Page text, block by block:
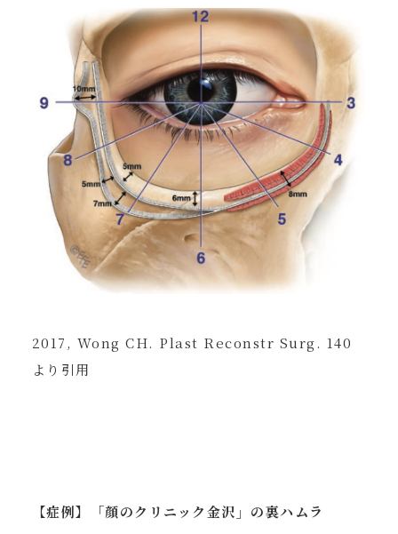
2017, Wong CH. Plast Reconstr Surg. 140
より引用
【症例】「顔のクリニック金沢」の裏ハムラ